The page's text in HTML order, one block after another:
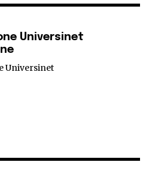
Universinet
Universinet